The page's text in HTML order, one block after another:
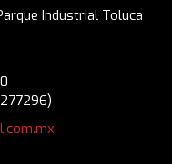
Industrial Toluca